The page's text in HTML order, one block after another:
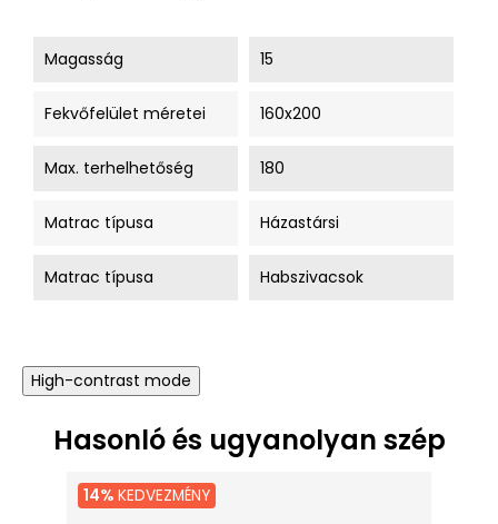
Magasság 15
Fekvőfelület méretei 160x200
Max. terhelhetőség 180
Matrac típusa Házastársi
Matrac típusa Habszivacsok
High-contrast mode
Hasonló és ugyanolyan szép
14% KEDVEZMÉNY